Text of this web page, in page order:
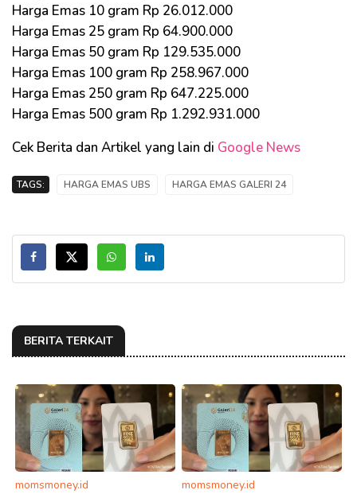
Harga Emas 10 gram Rp 26.012.000
Harga Emas 25 gram Rp 64.900.000
Harga Emas 50 gram Rp 129.535.000
Harga Emas 100 gram Rp 258.967.000
Harga Emas 250 gram Rp 647.225.000
Harga Emas 500 gram Rp 1.292.931.000
Cek Berita dan Artikel yang lain di Google News
TAGS: HARGA EMAS UBS HARGA EMAS GALERI 24
BERITA TERKAIT
momsmoney.id momsmoney.id